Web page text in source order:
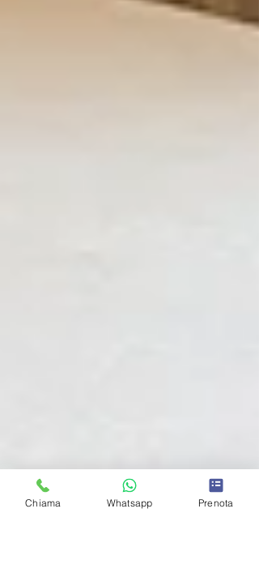
Chiama Whatsapp Prenota